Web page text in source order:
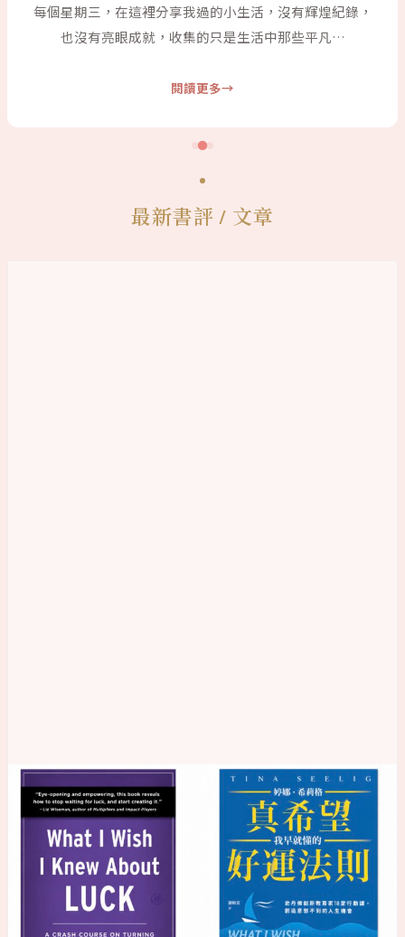
每個星期三，在這裡分享我過的小生活，沒有輝煌紀錄，
也沒有亮眼成就，收集的只是生活中那些平凡…
閱讀更多
最新書評 / 文章